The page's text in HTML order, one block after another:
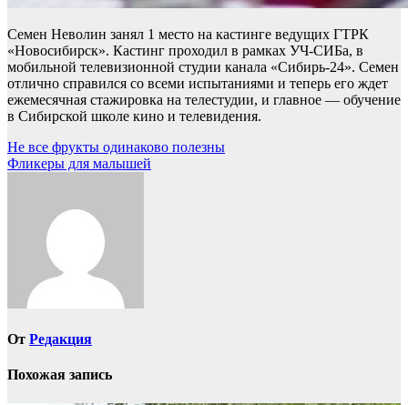
Семен Неволин занял 1 место на кастинге ведущих ГТРК
«Новосибирск». Кастинг проходил в рамках УЧ-СИБа, в
мобильной телевизионной студии канала «Сибирь-24». Семен
отлично справился со всеми испытаниями и теперь его ждет
ежемесячная стажировка на телестудии, и главное — обучение
в Сибирской школе кино и телевидения.
Навигация
по
Не все фрукты одинаково полезны
Фликеры для малышей
От Редакция
Похожая запись